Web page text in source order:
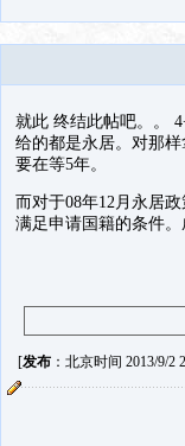
就此 终结此帖吧。。
给的都是永居。对那
要在等5年。
而对于08年12月永居
满足申请国籍的条件。
[发布：北京时间 2013/9/2